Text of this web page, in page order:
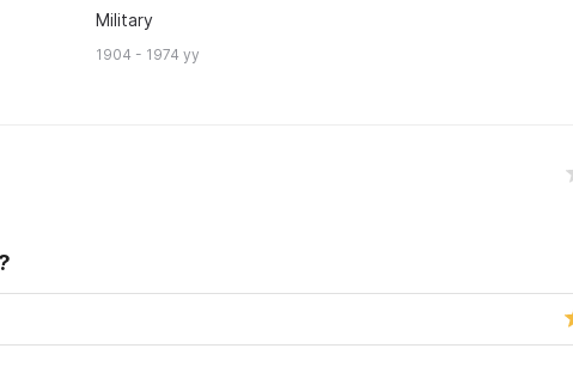
Military
1904 - 1974 yy